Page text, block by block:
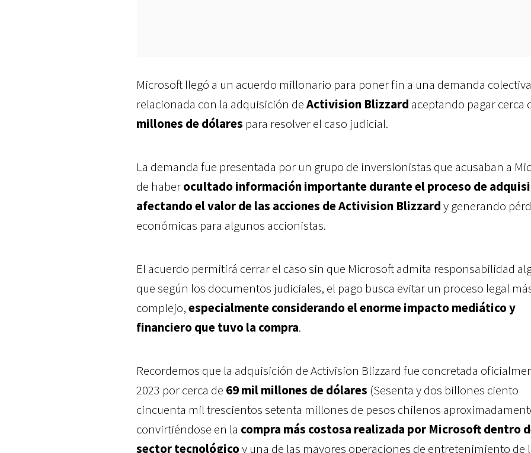
Microsoft llegó a un acuerdo millonario para poner fin a una demanda colectiva
relacionada con la adquisición deActivision Blizzard aceptando pagar cerca
millones de dólares para resolver el caso judicial.
La demanda fue presentada por un grupo de inversionistas que acusaban a
de haberocultado información importante durante el proceso de
afectando el valor de las acciones de Activision Blizzardy generando
económicas para algunos accionistas.
El acuerdo permitirá cerrar el caso sin que Microsoft admita responsabilidad
que según los documentos judiciales, el pago busca evitar un proceso legal
complejo,especialmente considerando el enorme impacto mediático y
financiero que tuvo la compra.
Recordemos que la adquisición de Activision Blizzard fue concretada
2023 por cerca de 69 mil millones de dólares (Sesenta y dos billones ciento
cincuenta mil trescientos setenta millones de pesos chilenos
convirtiéndose en la compra más costosa realizada por Microsoft dentro
sector tecnológicoy una de las mayores operaciones de entretenimiento de